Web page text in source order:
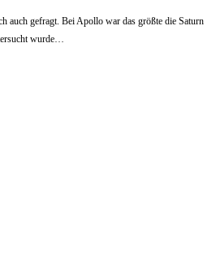
auch gefragt. Bei Apollo war das größte die Saturn
wurde…